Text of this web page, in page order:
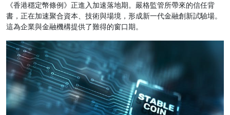
《香港穩定幣條例》正進入加速落地期。嚴格監管所帶來的信任背
書，正在加速聚合資本、技術與場境，形成新一代金融創新試驗場。
這為企業與金融機構提供了難得的窗口期。